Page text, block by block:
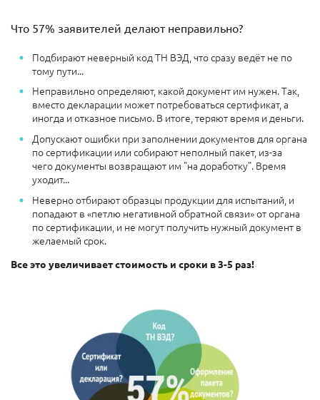
Что 57% заявителей делают неправильно?
Подбирают неверный код ТН ВЭД, что сразу ведёт не по
тому пути...
Неправильно определяют, какой документ им нужен. Так,
вместо декларации может потребоваться сертификат, а
иногда и отказное письмо. В итоге, теряют время и деньги.
Допускают ошибки при заполнении документов для органа
по сертификации или собирают неполный пакет, из-за
чего документы возвращают им "на доработку". Время
уходит...
Неверно отбирают образцы продукции для испытаний, и
попадают в «петлю негативной обратной связи» от органа
по сертификации, и не могут получить нужный документ в
желаемый срок.
Все это увеличивает стоимость и сроки в 3-5 раз!